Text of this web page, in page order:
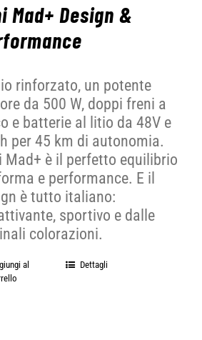
Mad+ Design &
rinforzato, un potente
da 500 W, doppi freni a
e batterie al litio da 48V e
per 45 km di autonomia.
Mad+ è il perfetto equilibrio
e performance. E il
è tutto italiano:
sportivo e dalle
colorazioni.
al
Dettagli